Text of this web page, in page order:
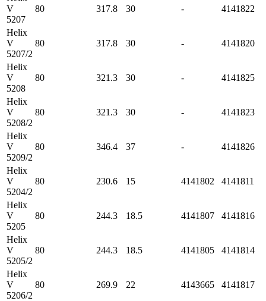
V
5207
80 317.8 30 - 4141822
Helix
V
5207/2
80 317.8 30 - 4141820
Helix
V
5208
80 321.3 30 - 4141825
Helix
V
5208/2
80 321.3 30 - 4141823
Helix
V
5209/2
80 346.4 37 - 4141826
Helix
V
5204/2
80 230.6 15 4141802 4141811
Helix
V
5205
80 244.3 18.5 4141807 4141816
Helix
V
5205/2
80 244.3 18.5 4141805 4141814
Helix
V
5206/2
80 269.9 22 4143665 4141817